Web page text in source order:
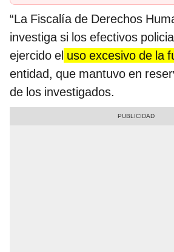
“La Fiscalía de Derechos
investiga si los efectivos
ejercido el uso excesivo de la
entidad, que mantuvo en
de los investigados.